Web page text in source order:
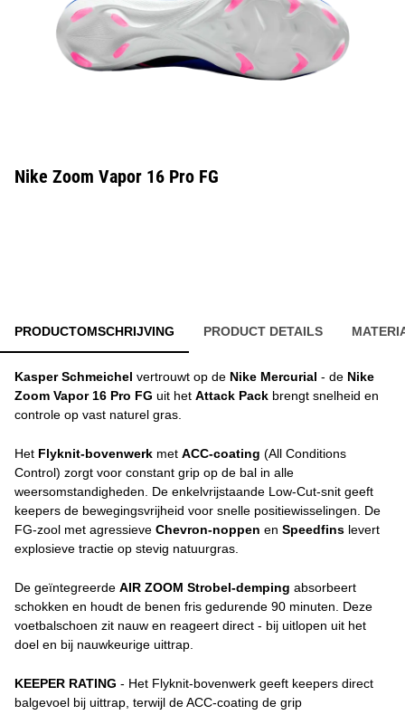
Nike Zoom Vapor 16 Pro FG
PRODUCTOMSCHRIJVING PRODUCT DETAILS
Kasper Schmeichel vertrouwt op de Nike Mercurial - de Nike
Zoom Vapor 16 Pro FG uit het Attack Pack brengt snelheid en
controle op vast naturel gras.
Het Flyknit-bovenwerk met ACC-coating (All Conditions
Control) zorgt voor constant grip op de bal in alle
weersomstandigheden. De enkelvrijstaande Low-Cut-snit geeft
keepers de bewegingsvrijheid voor snelle positiewisselingen. De
FG-zool met agressieve Chevron-noppen en Speedfins levert
explosieve tractie op stevig natuurgras.
De geïntegreerde AIR ZOOM Strobel-demping absorbeert
schokken en houdt de benen fris gedurende 90 minuten. Deze
voetbalschoen zit nauw en reageert direct - bij uitlopen uit het
doel en bij nauwkeurige uittrap.
KEEPER RATING - Het Flyknit-bovenwerk geeft keepers direct
balgevoel bij uittrap, terwijl de ACC-coating de grip